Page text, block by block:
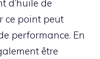
d’huile de
ce point peut
performance. En
être